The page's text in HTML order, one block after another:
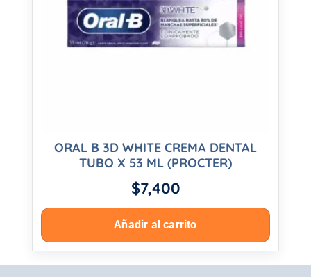
ORAL B 3D WHITE CREMA DENTAL
TUBO X 53 ML (PROCTER)
$7,400
Añadir al carrito